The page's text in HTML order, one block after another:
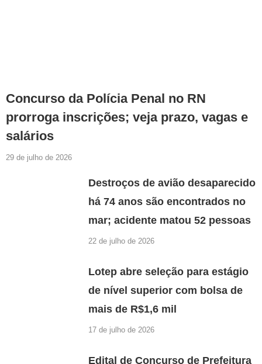
Concurso da Polícia Penal no RN
prorroga inscrições; veja prazo, vagas e
salários
29 de julho de 2026
Destroços de avião desaparecido
há 74 anos são encontrados no
mar; acidente matou 52 pessoas
22 de julho de 2026
Lotep abre seleção para estágio
de nível superior com bolsa de
mais de R$1,6 mil
17 de julho de 2026
Edital de Concurso de Prefeitura